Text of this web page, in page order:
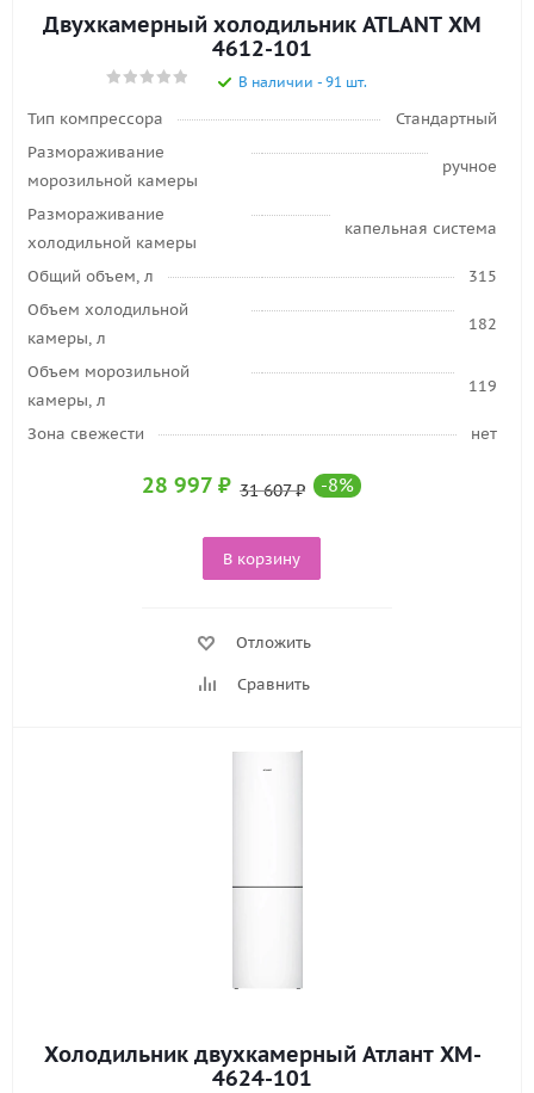
Двухкамерный холодильник ATLANT ХМ
4612-101
В наличии - 91 шт.
Тип компрессора
Стандартный
Размораживание
морозильной камеры
ручное
Размораживание
холодильной камеры
капельная система
Общий объем, л
315
Объем холодильной
камеры, л
182
Объем морозильной
камеры, л
119
Зона свежести нет
28 997 ₽ 31 607₽ -8%
В корзину
Отложить
Сравнить
Холодильник двухкамерный Атлант XM-
4624-101